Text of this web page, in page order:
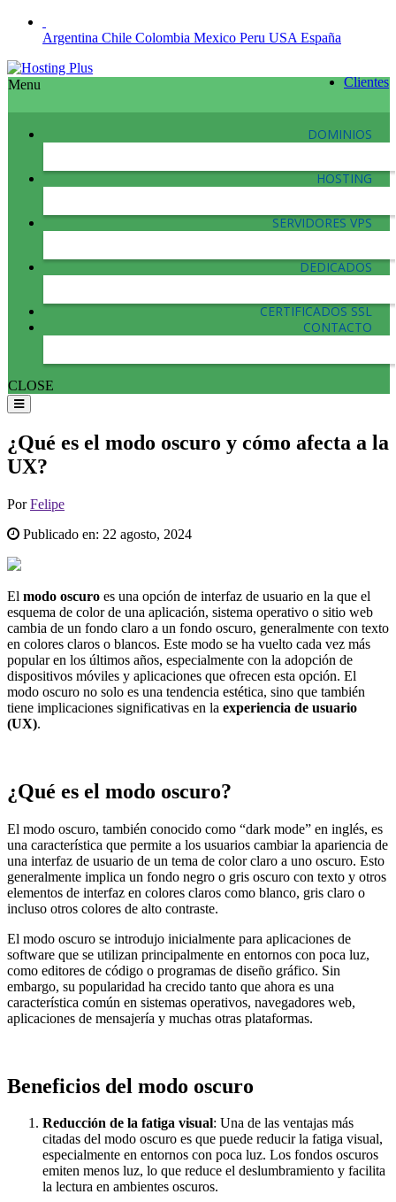
Argentina Chile Colombia Mexico Peru USA España
Clientes
Menu
DOMINIOS
HOSTING
SERVIDORES VPS
DEDICADOS
CERTIFICADOS SSL
CONTACTO
CLOSE
¿Qué es el modo oscuro y cómo afecta a la
UX?
PorFelipe
Publicado en: 22 agosto, 2024
El modo oscuro es una opción de interfaz de usuario en la que el
esquema de color de una aplicación, sistema operativo o sitio web
cambia de un fondo claro a un fondo oscuro, generalmente con texto
en colores claros o blancos. Este modo se ha vuelto cada vez más
popular en los últimos años, especialmente con la adopción de
dispositivos móviles y aplicaciones que ofrecen esta opción. El
modo oscuro no solo es una tendencia estética, sino que también
tiene implicaciones significativas en la experiencia de usuario
(UX).
¿Qué es el modo oscuro?
El modo oscuro, también conocido como “dark mode” en inglés, es
una característica que permite a los usuarios cambiar la apariencia de
una interfaz de usuario de un tema de color claro a uno oscuro. Esto
generalmente implica un fondo negro o gris oscuro con texto y otros
elementos de interfaz en colores claros como blanco, gris claro o
incluso otros colores de alto contraste.
El modo oscuro se introdujo inicialmente para aplicaciones de
software que se utilizan principalmente en entornos con poca luz,
como editores de código o programas de diseño gráfico. Sin
embargo, su popularidad ha crecido tanto que ahora es una
característica común en sistemas operativos, navegadores web,
aplicaciones de mensajería y muchas otras plataformas.
Beneficios del modo oscuro
Reducción de la fatiga visual: Una de las ventajas más
citadas del modo oscuro es que puede reducir la fatiga visual,
especialmente en entornos con poca luz. Los fondos oscuros
emiten menos luz, lo que reduce el deslumbramiento y facilita
la lectura en ambientes oscuros.